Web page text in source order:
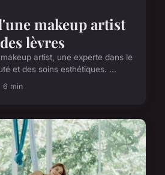
makeup artist
lèvres
artist, une experte dans le
et des soins esthétiques. ...
6 min